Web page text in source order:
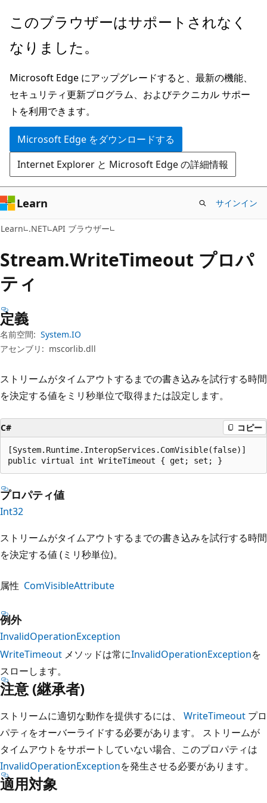
メ
ン
ン
テ
ン
ツ
に
ス
キ
ッ
プ
ペ
ジ
ナ
ビ
ゲ
ー
シ
ョ
ン
に
ス
キ
ッ
プ
このブラウザーはサポートされなく
なりました。
Microsoft Edge にアップグレードすると、最新の機能、
セキュリティ更新プログラム、およびテクニカル サポー
トを利用できます。
Microsoft Edge をダウンロードする
Internet Explorer と Microsoft Edge の詳細情報
Learn サインイン
Learn .NET API ブラウザー
Stream.WriteTimeout プロパ
ティ
定義
名前空間: System.IO
アセンブリ: mscorlib.dll
ストリームがタイムアウトするまでの書き込みを試行する時間
を決定する値をミリ秒単位で取得または設定します。
C# コピー
[System.Runtime.InteropServices.ComVisible(false)]
public virtual int WriteTimeout { get; set; }
プロパティ値
Int32
ストリームがタイムアウトするまでの書き込みを試行する時間
を決定する値 (ミリ秒単位)。
属性 ComVisibleAttribute
例外
InvalidOperationException
WriteTimeout メソッドは常にInvalidOperationExceptionを
スローします。
注意 (継承者)
ストリームに適切な動作を提供するには、 WriteTimeout プロ
パティをオーバーライドする必要があります。 ストリームが
タイムアウトをサポートしていない場合、このプロパティは
InvalidOperationExceptionを発生させる必要があります。
適用対象